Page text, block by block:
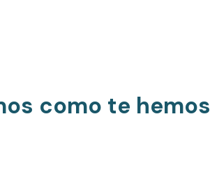
como te hemos